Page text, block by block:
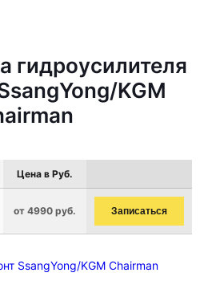
гидроусилителя
KGM
Цена в Руб.
от 4990 руб. Записаться
SsangYong/KGM Chairman